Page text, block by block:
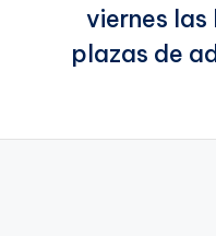
viernes
plazas de